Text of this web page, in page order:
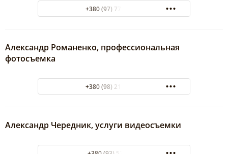
+380 (97) 774-92-90
Александр Романенко, профессиональная
фотосъемка
+380 (98) 210-30-06
Александр Чередник, услуги видеосъемки